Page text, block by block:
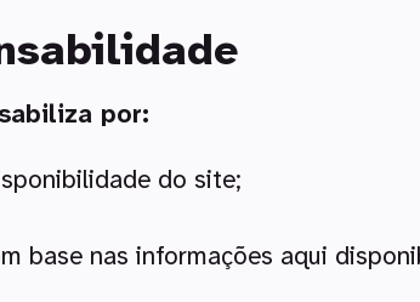
por:
do site;
base nas informações aqui